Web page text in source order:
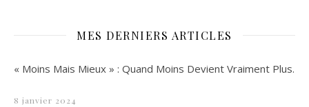
MES DERNIERS ARTICLES
« Moins Mais Mieux » : Quand Moins Devient Vraiment Plus.
8 janvier 2024